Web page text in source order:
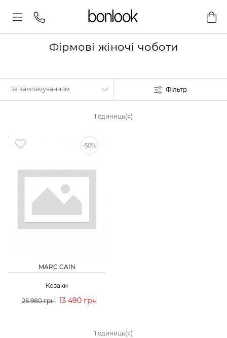
Фірмові жіночі чоботи
Фільтр
1 одиниць(я)
-50%
MARC CAIN
Козаки
26 980 грн 13 490 грн
1 одиниць(я)